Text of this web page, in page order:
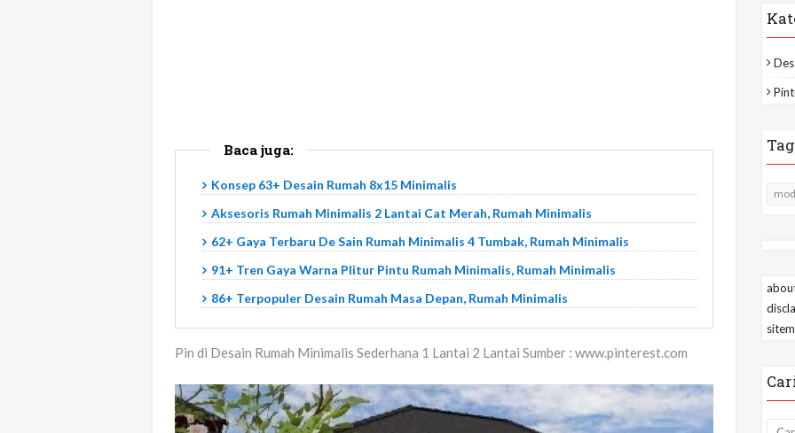
Baca juga:
Konsep 63+ Desain Rumah 8x15 Minimalis
Aksesoris Rumah Minimalis 2 Lantai Cat Merah, Rumah Minimalis
62+ Gaya Terbaru De Sain Rumah Minimalis 4 Tumbak, Rumah Minimalis
91+ Tren Gaya Warna Plitur Pintu Rumah Minimalis, Rumah Minimalis
86+ Terpopuler Desain Rumah Masa Depan, Rumah Minimalis
Pin di Desain Rumah Minimalis Sederhana 1 Lantai 2 Lantai Sumber : www.pinterest.com
Tag